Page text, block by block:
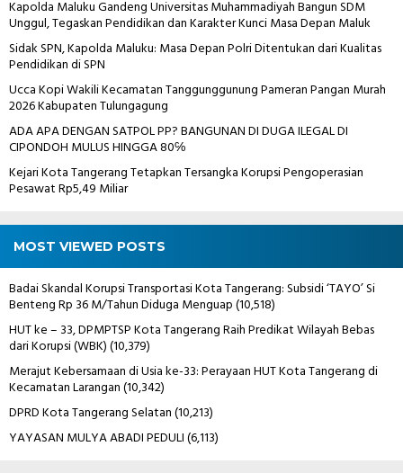
Kapolda Maluku Gandeng Universitas Muhammadiyah Bangun SDM
Unggul, Tegaskan Pendidikan dan Karakter Kunci Masa Depan Maluk
Sidak SPN, Kapolda Maluku: Masa Depan Polri Ditentukan dari Kualitas
Pendidikan di SPN
Ucca Kopi Wakili Kecamatan Tanggunggunung Pameran Pangan Murah
2026 Kabupaten Tulungagung
ADA APA DENGAN SATPOL PP? BANGUNAN DI DUGA ILEGAL DI
CIPONDOH MULUS HINGGA 80℅
Kejari Kota Tangerang Tetapkan Tersangka Korupsi Pengoperasian
Pesawat Rp5,49 Miliar
MOST VIEWED POSTS
Badai Skandal Korupsi Transportasi Kota Tangerang: Subsidi ‘TAYO’ Si
Benteng Rp 36 M/Tahun Diduga Menguap(10,518)
HUT ke – 33, DPMPTSP Kota Tangerang Raih Predikat Wilayah Bebas
dari Korupsi (WBK)(10,379)
Merajut Kebersamaan di Usia ke-33: Perayaan HUT Kota Tangerang di
Kecamatan Larangan(10,342)
DPRD Kota Tangerang Selatan(10,213)
YAYASAN MULYA ABADI PEDULI(6,113)